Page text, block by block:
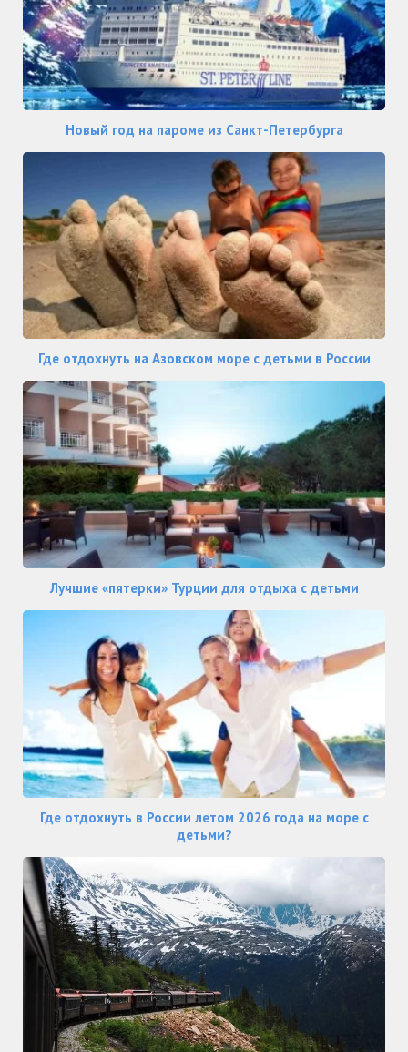
Новый год на пароме из Санкт-Петербурга
Где отдохнуть на Азовском море с детьми в России
Лучшие «пятерки» Турции для отдыха с детьми
Где отдохнуть в России летом 2026 года на море с
детьми?